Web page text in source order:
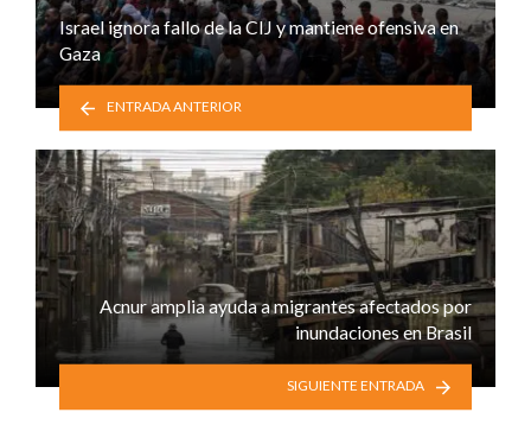
Israel ignora fallo de la CIJ y mantiene ofensiva en
Gaza
ENTRADA ANTERIOR
Acnur amplia ayuda a migrantes afectados por
inundaciones en Brasil
SIGUIENTE ENTRADA